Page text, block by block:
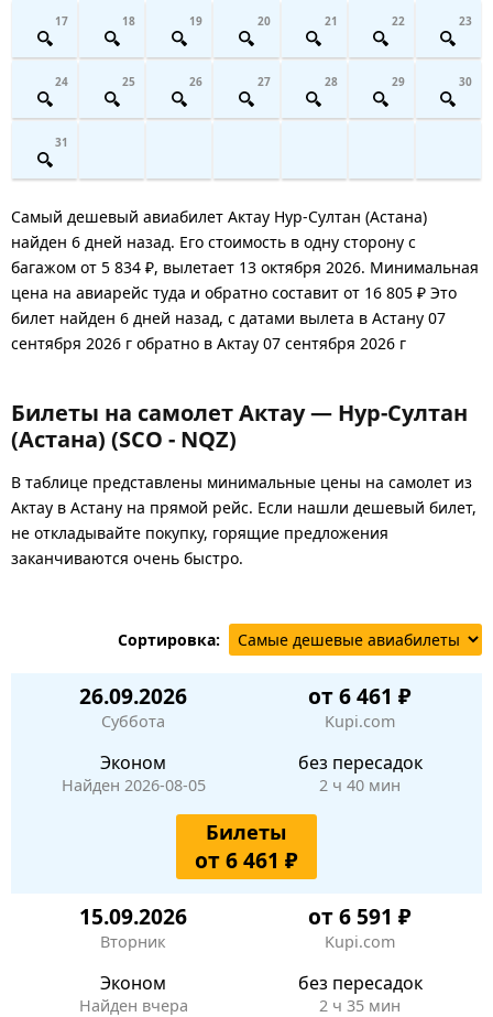
17 18 19 20 21 22 23
24 25 26 27 28 29 30
31
Самый дешевый авиабилет Актау Нур-Султан (Астана)
найден 6 дней назад. Его стоимость в одну сторону с
багажом от 5 834 ₽, вылетает 13 октября 2026. Минимальная
цена на авиарейс туда и обратно составит от 16 805 ₽ Это
билет найден 6 дней назад, с датами вылета в Астану 07
сентября 2026 г обратно в Актау 07 сентября 2026 г
Билеты на самолет Актау — Нур-Султан
(Астана) (SCO - NQZ)
В таблице представлены минимальные цены на самолет из
Актау в Астану на прямой рейс. Если нашли дешевый билет,
не откладывайте покупку, горящие предложения
заканчиваются очень быстро.
Сортировка:
26.09.2026
Суббота
от 6 461 ₽
Kupi.com
Эконом
Найден 2026-08-05
без пересадок
2 ч 40 мин
Билеты
от 6 461 ₽
15.09.2026
Вторник
от 6 591 ₽
Kupi.com
Эконом
Найден вчера
без пересадок
2 ч 35 мин